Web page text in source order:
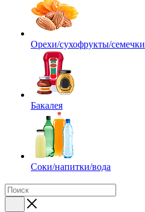
Орехи/сухофрукты/семечки
Бакалея
Соки/напитки/вода